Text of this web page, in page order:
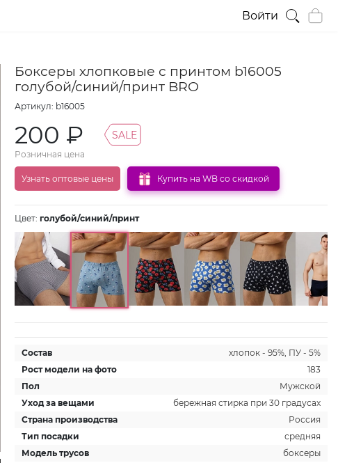
Войти
Боксеры хлопковые с принтом b16005
голубой/синий/принт BRO
Артикул: b16005
200 ₽
Розничная цена
SALE
Узнать оптовые цены Купить на WB со скидкой
Цвет: голубой/синий/принт
Состав
хлопок - 95%, ПУ - 5%
Рост модели на фото
183
Пол
Мужской
Уход за вещами
бережная стирка при 30 градусах
Страна производства
Россия
Тип посадки
средняя
Модель трусов
боксеры